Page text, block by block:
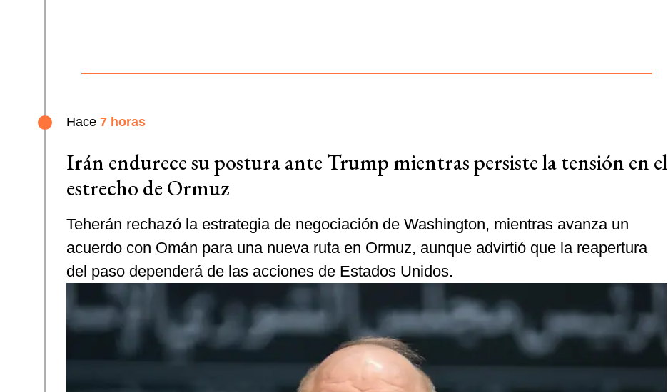
Hace 7 horas
Irán endurece su postura ante Trump mientras persiste la tensión en el
estrecho de Ormuz
Teherán rechazó la estrategia de negociación de Washington, mientras avanza un
acuerdo con Omán para una nueva ruta en Ormuz, aunque advirtió que la reapertura
del paso dependerá de las acciones de Estados Unidos.